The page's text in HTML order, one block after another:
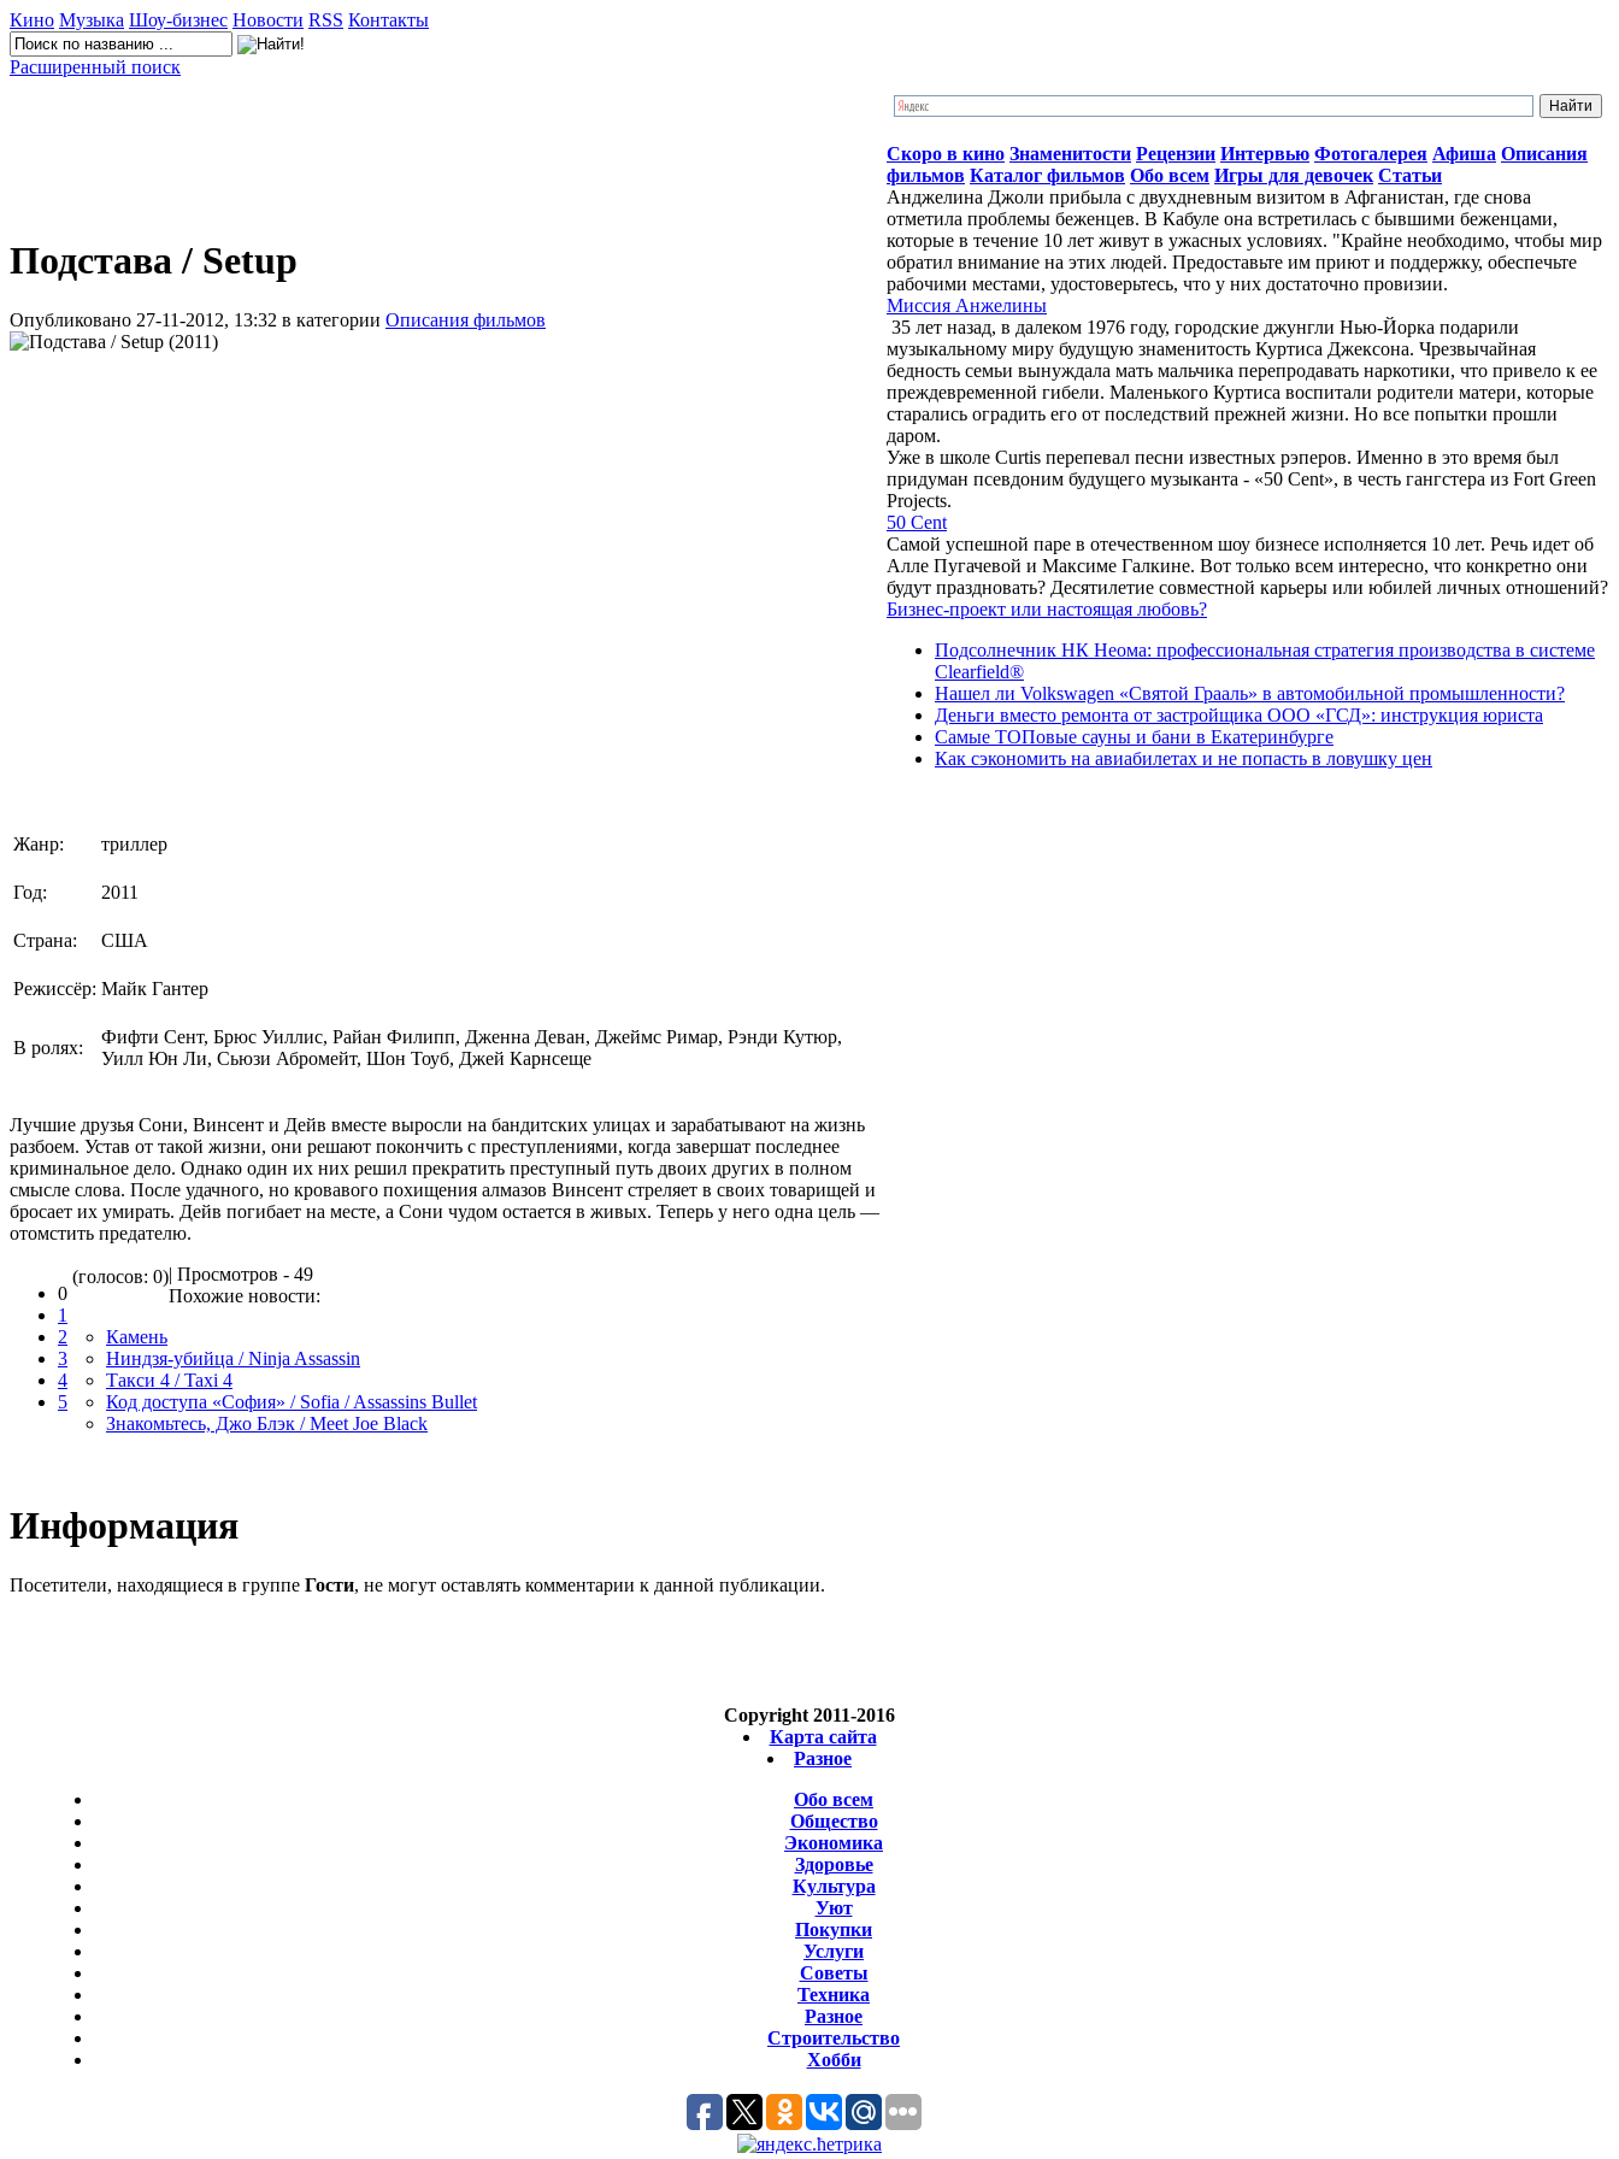
Кино Музыка Шоу-бизнес Новости RSS Контакты
Расширенный поиск
Подстава / Setup
Опубликовано 27-11-2012, 13:32 в категории Описания фильмов
Жанр: триллер
Год: 2011
Страна: США
Режиссёр: Майк Гантер
В ролях:
Фифти Сент, Брюс Уиллис, Райан Филипп, Дженна Деван, Джеймс Римар, Рэнди Кутюр,
Уилл Юн Ли, Сьюзи Абромейт, Шон Тоуб, Джей Карнсеще
Лучшие друзья Сони, Винсент и Дейв вместе выросли на бандитских улицах и зарабатывают на жизнь
разбоем. Устав от такой жизни, они решают покончить с преступлениями, когда завершат последнее
криминальное дело. Однако один их них решил прекратить преступный путь двоих других в полном
смысле слова. После удачного, но кровавого похищения алмазов Винсент стреляет в своих товарищей и
бросает их умирать. Дейв погибает на месте, а Сони чудом остается в живых. Теперь у него одна цель —
отомстить предателю.
0
1
2
3
4
5
(голосов: 0)| Просмотров - 49
Похожие новости:
Камень
Ниндзя-убийца / Ninja Assassin
Такси 4 / Taxi 4
Код доступа «София» / Sofia / Assassins Bullet
Знакомьтесь, Джо Блэк / Meet Joe Black
Информация
Посетители, находящиеся в группе Гости, не могут оставлять комментарии к данной публикации.
Скоро в кино Знаменитости Рецензии Интервью Фотогалерея Афиша Описания
фильмов Каталог фильмов Обо всем Игры для девочек Статьи
Анджелина Джоли прибыла с двухдневным визитом в Афганистан, где снова
отметила проблемы беженцев. В Кабуле она встретилась с бывшими беженцами,
которые в течение 10 лет живут в ужасных условиях. "Крайне необходимо, чтобы мир
обратил внимание на этих людей. Предоставьте им приют и поддержку, обеспечьте
рабочими местами, удостоверьтесь, что у них достаточно провизии.
Миссия Анжелины
35 лет назад, в далеком 1976 году, городские джунгли Нью-Йорка подарили
музыкальному миру будущую знаменитость Куртиса Джексона. Чрезвычайная
бедность семьи вынуждала мать мальчика перепродавать наркотики, что привело к ее
преждевременной гибели. Маленького Куртиса воспитали родители матери, которые
старались оградить его от последствий прежней жизни. Но все попытки прошли
даром.
Уже в школе Curtis перепевал песни известных рэперов. Именно в это время был
придуман псевдоним будущего музыканта - «50 Cent», в честь гангстера из Fort Green
Projects.
50 Cent
Самой успешной паре в отечественном шоу бизнесе исполняется 10 лет. Речь идет об
Алле Пугачевой и Максиме Галкине. Вот только всем интересно, что конкретно они
будут праздновать? Десятилетие совместной карьеры или юбилей личных отношений?
Бизнес-проект или настоящая любовь?
Подсолнечник НК Неома: профессиональная стратегия производства в системе
Clearfield®
Нашел ли Volkswagen «Святой Грааль» в автомобильной промышленности?
Деньги вместо ремонта от застройщика ООО «ГСД»: инструкция юриста
Самые ТОПовые сауны и бани в Екатеринбурге
Как сэкономить на авиабилетах и не попасть в ловушку цен
Copyright 2011-2016
Карта сайта
Разное
Обо всем
Общество
Экономика
Здоровье
Культура
Уют
Покупки
Услуги
Советы
Техника
Разное
Строительство
Хобби